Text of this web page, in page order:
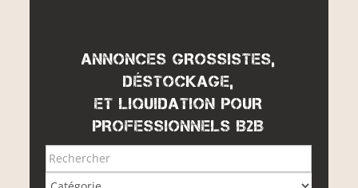
ANNONCES GROSSISTES,
DÉSTOCKAGE,
ET LIQUIDATION POUR
PROFESSIONNELS B2B